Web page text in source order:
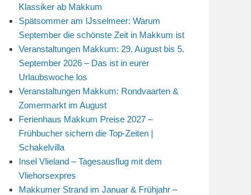
Klassiker ab Makkum
Spätsommer am IJsselmeer: Warum
September die schönste Zeit in Makkum ist
Veranstaltungen Makkum: 29. August bis 5.
September 2026 – Das ist in eurer
Urlaubswoche los
Veranstaltungen Makkum: Rondvaarten &
Zomermarkt im August
Ferienhaus Makkum Preise 2027 –
Frühbucher sichern die Top-Zeiten |
Schakelvilla
Insel Vlieland – Tagesausflug mit dem
Vliehorsexpres
Makkumer Strand im Januar & Frühjahr –